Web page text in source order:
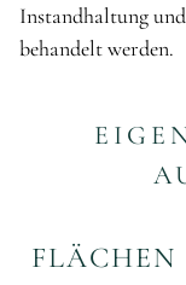
Instandhaltung
behandelt werden.
FLÄCHEN